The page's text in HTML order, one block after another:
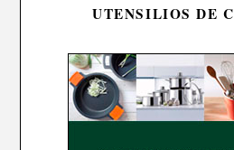
UTENSILIOS DE